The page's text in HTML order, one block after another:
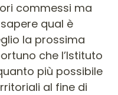
commessi ma
qual è
la prossima
che l’Istituto
più possibile
al fine di